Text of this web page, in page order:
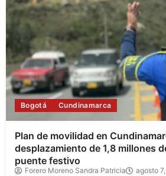
Bogotá Cundinamarca
Plan de movilidad en
desplazamiento de 1,8 millones
puente festivo
Forero Moreno Sandra Patricia agosto